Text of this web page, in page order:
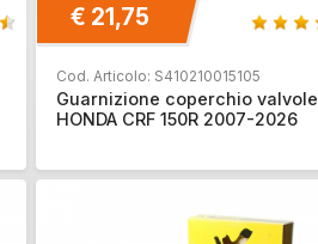
€ 21,75
Cod. Articolo: S410210015105
Guarnizione coperchio valvole
HONDA CRF 150R 2007-2026